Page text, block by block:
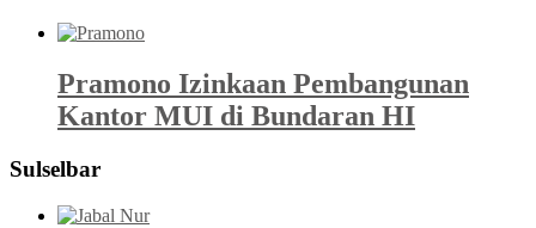
Pramono Izinkaan Pembangunan
Kantor MUI di Bundaran HI
Sulselbar